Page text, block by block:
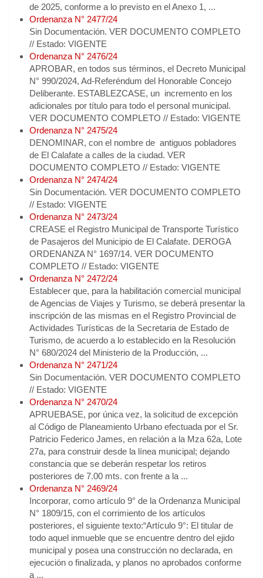
de 2025, conforme a lo previsto en el Anexo 1, ...
Ordenanza N° 2477/24
Sin Documentación. VER DOCUMENTO COMPLETO
// Estado: VIGENTE
Ordenanza N° 2476/24
APROBAR, en todos sus términos, el Decreto Municipal
N° 990/2024, Ad-Referéndum del Honorable Concejo
Deliberante. ESTABLEZCASE, un incremento en los
adicionales por título para todo el personal municipal.
VER DOCUMENTO COMPLETO // Estado: VIGENTE
Ordenanza N° 2475/24
DENOMINAR, con el nombre de antiguos pobladores
de El Calafate a calles de la ciudad. VER
DOCUMENTO COMPLETO // Estado: VIGENTE
Ordenanza N° 2474/24
Sin Documentación. VER DOCUMENTO COMPLETO
// Estado: VIGENTE
Ordenanza N° 2473/24
CREASE el Registro Municipal de Transporte Turístico
de Pasajeros del Municipio de El Calafate. DEROGA
ORDENANZA N° 1697/14. VER DOCUMENTO
COMPLETO // Estado: VIGENTE
Ordenanza N° 2472/24
Establecer que, para la habilitación comercial municipal
de Agencias de Viajes y Turismo, se deberá presentar la
inscripción de las mismas en el Registro Provincial de
Actividades Turísticas de la Secretaria de Estado de
Turismo, de acuerdo a lo establecido en la Resolución
N° 680/2024 del Ministerio de la Producción, ...
Ordenanza N° 2471/24
Sin Documentación. VER DOCUMENTO COMPLETO
// Estado: VIGENTE
Ordenanza N° 2470/24
APRUEBASE, por única vez, la solicitud de excepción
al Código de Planeamiento Urbano efectuada por el Sr.
Patricio Federico James, en relación a la Mza 62a, Lote
27a, para construir desde la línea municipal; dejando
constancia que se deberán respetar los retiros
posteriores de 7.00 mts. con frente a la ...
Ordenanza N° 2469/24
Incorporar, como artículo 9° de la Ordenanza Municipal
N° 1809/15, con el corrimiento de los artículos
posteriores, el siguiente texto:“Artículo 9°: El titular de
todo aquel inmueble que se encuentre dentro del ejido
municipal y posea una construcción no declarada, en
ejecución o finalizada, y planos no aprobados conforme
a ...